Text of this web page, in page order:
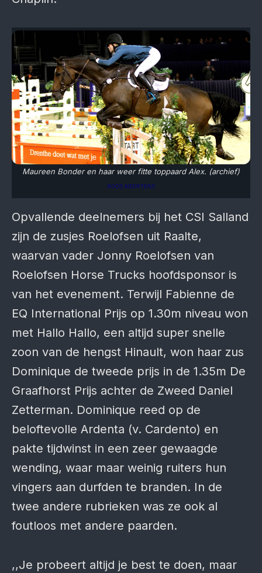
Maureen Bonder en haar weer fitte toppaard Alex. (archief)
ROOS MEERTENS
Opvallende deelnemers bij het CSI Salland
zijn de zusjes Roelofsen uit Raalte,
waarvan vader Jonny Roelofsen van
Roelofsen Horse Trucks hoofdsponsor is
van het evenement. Terwijl Fabienne de
EQ International Prijs op 1.30m niveau won
met Hallo Hallo, een altijd super snelle
zoon van de hengst Hinault, won haar zus
Dominique de tweede prijs in de 1.35m De
Graafhorst Prijs achter de Zweed Daniel
Zetterman. Dominique reed op de
beloftevolle Ardenta (v. Cardento) en
pakte tijdwinst in een zeer gewaagde
wending, waar maar weinig ruiters hun
vingers aan durfden te branden. In de
twee andere rubrieken was ze ook al
foutloos met andere paarden.
,,Je probeert altijd je best te doen, maar